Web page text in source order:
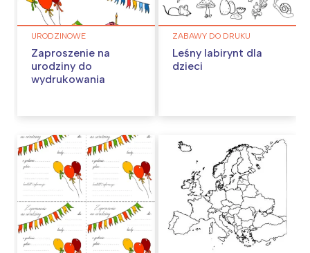
URODZINOWE
Zaproszenie na
urodziny do
wydrukowania
ZABAWY DO DRUKU
Leśny labirynt dla
dzieci